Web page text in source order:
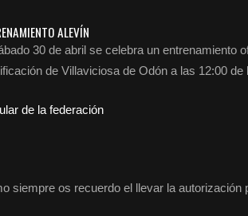
ALEVÍN
30 de abril se celebra un entrenamiento
de Villaviciosa de Odón a las 12:00
de la federación
siempre os recuerdo el llevar la autorización